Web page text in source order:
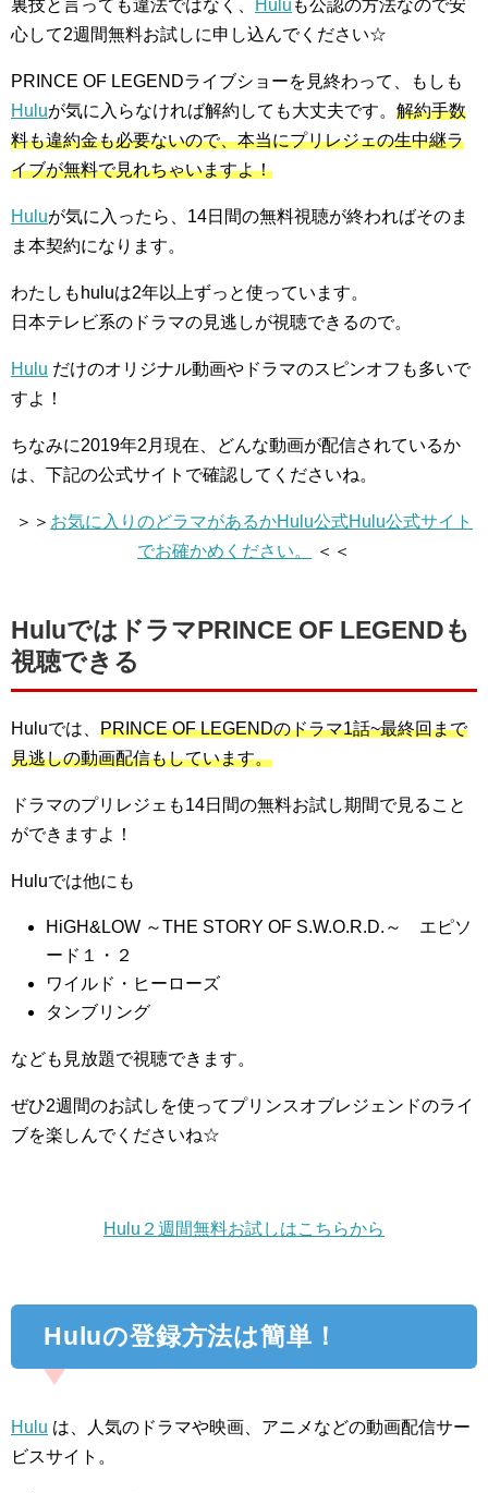
裏技と言っても違法ではなく、 Hulu も公認の方法なので安
心して2週間無料お試しに申し込んでください☆
PRINCE OF LEGENDライブショーを見終わって、もしも
Huluが気に入らなければ解約しても大丈夫です。 解約手数
料も違約金も必要ないので、本当にプリレジェの生中継ラ
イブが無料で見れちゃいますよ！
Huluが気に入ったら、14日間の無料視聴が終わればそのま
ま本契約になります。
わたしもhuluは2年以上ずっと使っています。
日本テレビ系のドラマの見逃しが視聴できるので。
Hulu だけのオリジナル動画やドラマのスピンオフも多いで
すよ！
ちなみに2019年2月現在、どんな動画が配信されているか
は、下記の公式サイトで確認してくださいね。
＞＞ お気に入りのどラマがあるかHulu公式Hulu公式サイト
でお確かめください。
＜＜
HuluではドラマPRINCE OF LEGENDも
視聴できる
Huluでは、 PRINCE OF LEGENDのドラマ1話~最終回まで
見逃しの動画配信もしています。
ドラマのプリレジェも14日間の無料お試し期間で見ること
ができますよ！
Huluでは他にも
HiGH&LOW ～THE STORY OF S.W.O.R.D.～ エピソ
ード１・２
ワイルド・ヒーローズ
タンブリング
なども見放題で視聴できます。
ぜひ2週間のお試しを使ってプリンスオブレジェンドのライ
ブを楽しんでくださいね☆
Hulu２週間無料お試しはこちらから
Huluの登録方法は簡単！
Hulu は、人気のドラマや映画、アニメなどの動画配信サー
ビスサイト。